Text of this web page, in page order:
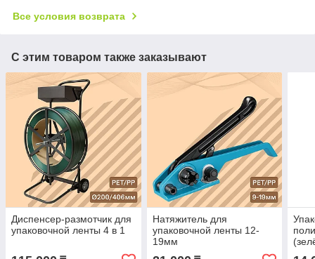
Все условия возврата
С этим товаром также заказывают
Диспенсер-размотчик для
упаковочной ленты 4 в 1
Натяжитель для
упаковочной ленты 12-
19мм